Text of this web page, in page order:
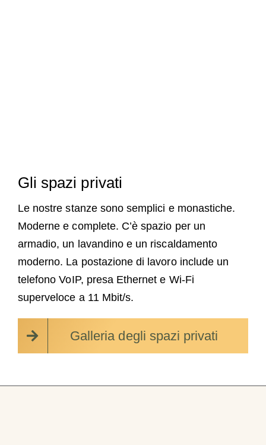
Gli spazi privati
Le nostre stanze sono semplici e monastiche.
Moderne e complete. C’è spazio per un
armadio, un lavandino e un riscaldamento
moderno. La postazione di lavoro include un
telefono VoIP, presa Ethernet e Wi-Fi
superveloce a 11 Mbit/s.
Galleria degli spazi privati